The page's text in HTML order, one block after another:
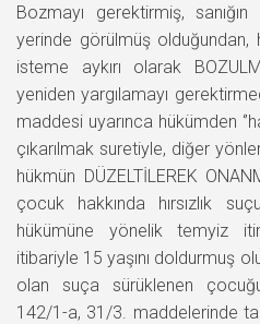
Bozmayı gerektirmiş,
yerinde görülmüş olduğundan,
isteme aykırı olarak
yeniden yargılamayı
maddesi uyarınca hükümden
çıkarılmak suretiyle, diğer
hükmün DÜZELTİLEREK
çocuk hakkında hırsızlık
hükümüne yönelik temyiz
itibariyle 15 yaşını doldurmuş
olan suça sürüklenen
142/1-a, 31/3. maddelerinde